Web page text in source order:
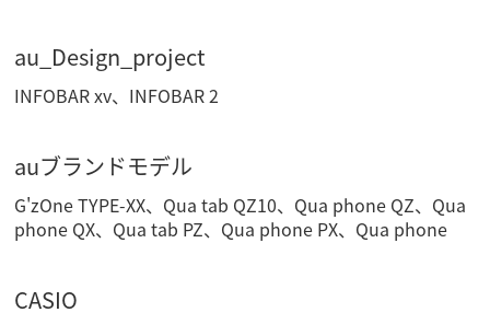
au_Design_project
INFOBAR xv、INFOBAR 2
auブランドモデル
G'zOne TYPE-XX、Qua tab QZ10、Qua phone QZ、Qua
phone QX、Qua tab PZ、Qua phone PX、Qua phone
CASIO